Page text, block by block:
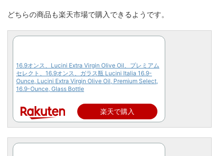
どちらの商品も楽天市場で購入できるようです。
16.9オンス、Lucini Extra Virgin Olive Oil、プレミアム
セレクト、16.9オンス、ガラス瓶 Lucini Italia 16.9-
Ounce, Lucini Extra Virgin Olive Oil, Premium Select,
16.9-Ounce, Glass Bottle
楽天で購入